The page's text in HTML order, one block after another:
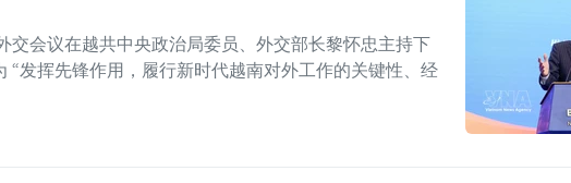
交会议在越共中央政治局委员、外交部长黎怀忠主持下
“发挥先锋作用，履行新时代越南对外工作的关键性、经